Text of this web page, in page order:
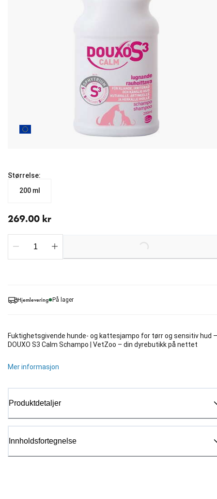
Hjemlevering På lager
Fuktighetsgivende hunde- og kattesjampo for tørr og sensitiv hud –
DOUXO S3 Calm Schampo | VetZoo – din dyrebutikk på nettet
Mer informasjon
Produktdetaljer
Innholdsfortegnelse
Størrelse:
200 ml
269.00 kr
Loading...